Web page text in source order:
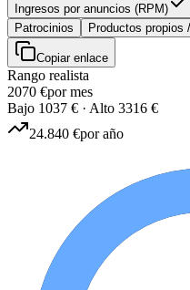
Ingresos por anuncios (RPM)
Patrocinios
Productos propios
Copiar enlace
Rango realista
2070 €por mes
Bajo 1037 € · Alto 3316 €
24.840 €por año